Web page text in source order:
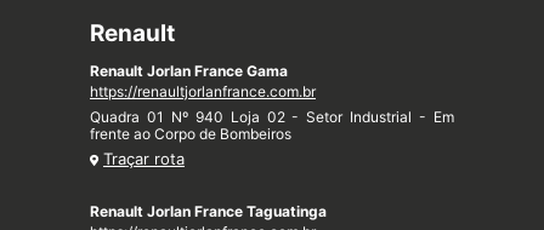
Renault
Renault Jorlan France Gama
https://renaultjorlanfrance.com.br
Quadra 01 Nº 940 Loja 02 - Setor Industrial - Em
frente ao Corpo de Bombeiros
Traçar rota
Renault Jorlan France Taguatinga